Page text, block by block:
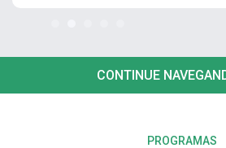
CONTINUE
PROGRAMAS